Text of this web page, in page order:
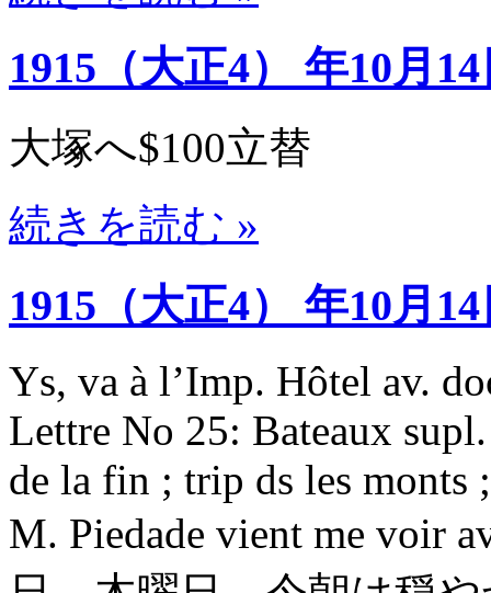
1915（大正4） 年10月
大塚へ$100立替
続きを読む »
1915（大正4） 年10月
Ys, va à l’Imp. Hôtel av.
Lettre No 25: Bateaux
de la fin ; trip ds les monts
M. Piedade vient me voir